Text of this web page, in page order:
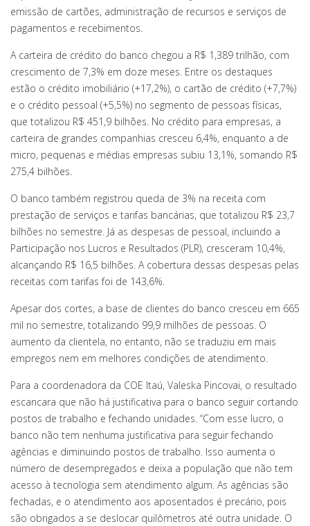
emissão de cartões, administração de recursos e serviços de
pagamentos e recebimentos.
A carteira de crédito do banco chegou a R$ 1,389 trilhão, com
crescimento de 7,3% em doze meses. Entre os destaques
estão o crédito imobiliário (+17,2%), o cartão de crédito (+7,7%)
e o crédito pessoal (+5,5%) no segmento de pessoas físicas,
que totalizou R$ 451,9 bilhões. No crédito para empresas, a
carteira de grandes companhias cresceu 6,4%, enquanto a de
micro, pequenas e médias empresas subiu 13,1%, somando R$
275,4 bilhões.
O banco também registrou queda de 3% na receita com
prestação de serviços e tarifas bancárias, que totalizou R$ 23,7
bilhões no semestre. Já as despesas de pessoal, incluindo a
Participação nos Lucros e Resultados (PLR), cresceram 10,4%,
alcançando R$ 16,5 bilhões. A cobertura dessas despesas pelas
receitas com tarifas foi de 143,6%.
Apesar dos cortes, a base de clientes do banco cresceu em 665
mil no semestre, totalizando 99,9 milhões de pessoas. O
aumento da clientela, no entanto, não se traduziu em mais
empregos nem em melhores condições de atendimento.
Para a coordenadora da COE Itaú, Valeska Pincovai, o resultado
escancara que não há justificativa para o banco seguir cortando
postos de trabalho e fechando unidades. “Com esse lucro, o
banco não tem nenhuma justificativa para seguir fechando
agências e diminuindo postos de trabalho. Isso aumenta o
número de desempregados e deixa a população que não tem
acesso à tecnologia sem atendimento algum. As agências são
fechadas, e o atendimento aos aposentados é precário, pois
são obrigados a se deslocar quilômetros até outra unidade. O